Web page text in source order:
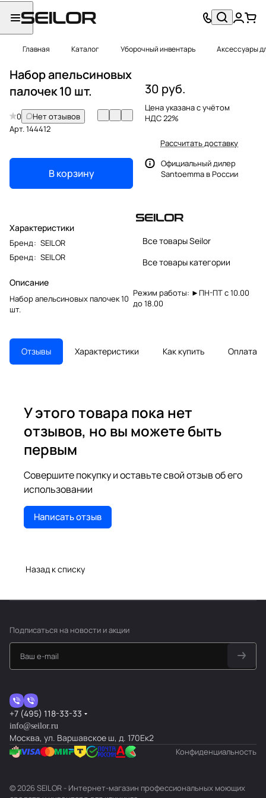
Главная Каталог Уборочный инвентарь Аксессуары
Набор апельсиновых
палочек 10 шт.
0
Нет отзывов
Арт.144412
В корзину
Характеристики
Бренд: SEILOR
Бренд: SEILOR
Описание
Набор апельсиновых палочек 10
шт.
30 руб.
Цена указана с учётом
НДС 22%
Рассчитать доставку
Официальный дилер
Santoemma в России
Все товары Seilor
Все товары категории
Режим работы: ►ПН-ПТ с 10.00
до 18.00
Отзывы Характеристики Как купить Оплата
У этого товара пока нет
отзывов, но вы можете быть
первым
Совершите покупку и оставьте свой отзыв об его
использовании
Написать отзыв
Назад к списку
Подписаться на новости и акции
+7 (495) 118-33-33
info@seilor.ru
Москва, ул. Варшавское ш, д. 170Ек2
Конфиденциальность
© 2026 SEILOR - Интернет-магазин профессиональных моющих